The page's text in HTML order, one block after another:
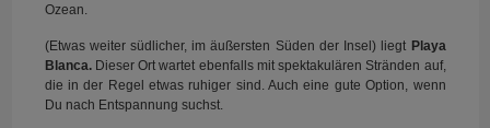
Ozean.
(Etwas weiter südlicher, im äußersten Süden der Insel) liegt Playa
Blanca. Dieser Ort wartet ebenfalls mit spektakulären Stränden auf,
die in der Regel etwas ruhiger sind. Auch eine gute Option, wenn
Du nach Entspannung suchst.